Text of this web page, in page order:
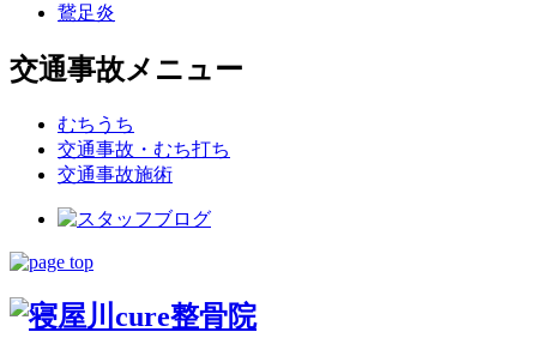
鵞足炎
交通事故メニュー
むちうち
交通事故・むち打ち
交通事故施術